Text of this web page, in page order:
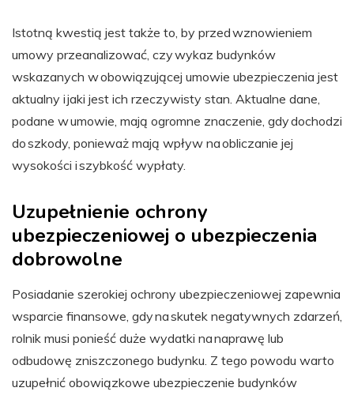
Istotną kwestią jest także to, by przed wznowieniem
umowy przeanalizować, czy wykaz budynków
wskazanych w obowiązującej umowie ubezpieczenia jest
aktualny i jaki jest ich rzeczywisty stan. Aktualne dane,
podane w umowie, mają ogromne znaczenie, gdy dochodzi
do szkody, ponieważ mają wpływ na obliczanie jej
wysokości i szybkość wypłaty.
Uzupełnienie ochrony
ubezpieczeniowej o ubezpieczenia
dobrowolne
Posiadanie szerokiej ochrony ubezpieczeniowej zapewnia
wsparcie finansowe, gdy na skutek negatywnych zdarzeń,
rolnik musi ponieść duże wydatki na naprawę lub
odbudowę zniszczonego budynku. Z tego powodu warto
uzupełnić obowiązkowe ubezpieczenie budynków